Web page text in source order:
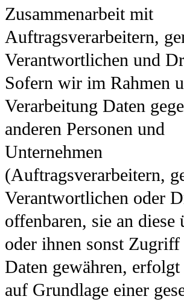
Zusammenarbeit mit
Auftragsverarbeitern,
Verantwortlichen und
Sofern wir im Rahmen
Verarbeitung Daten
anderen Personen und
Unternehmen
(Auftragsverarbeitern,
Verantwortlichen oder
offenbaren, sie an diese
oder ihnen sonst
Daten gewähren,
auf Grundlage einer